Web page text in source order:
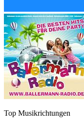
Top Musikrichtungen